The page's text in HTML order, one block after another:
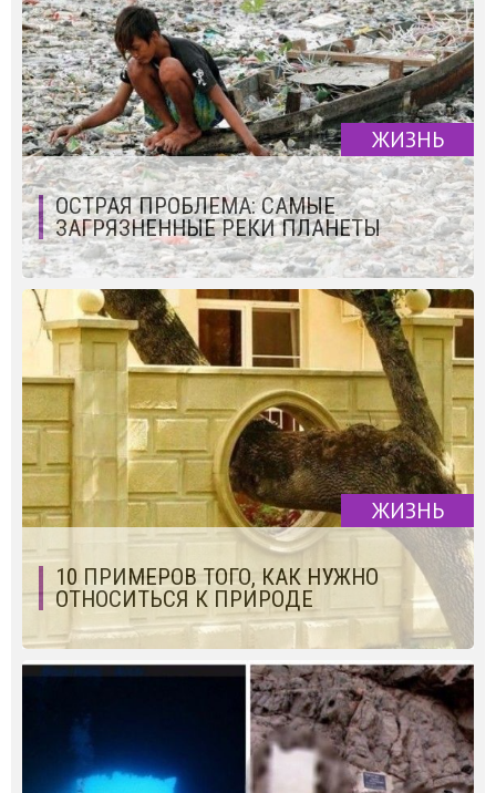
ЖИЗНЬ
ОСТРАЯ ПРОБЛЕМА: САМЫЕ
ЗАГРЯЗНЕННЫЕ РЕКИ ПЛАНЕТЫ
ЖИЗНЬ
10 ПРИМЕРОВ ТОГО, КАК НУЖНО
ОТНОСИТЬСЯ К ПРИРОДЕ